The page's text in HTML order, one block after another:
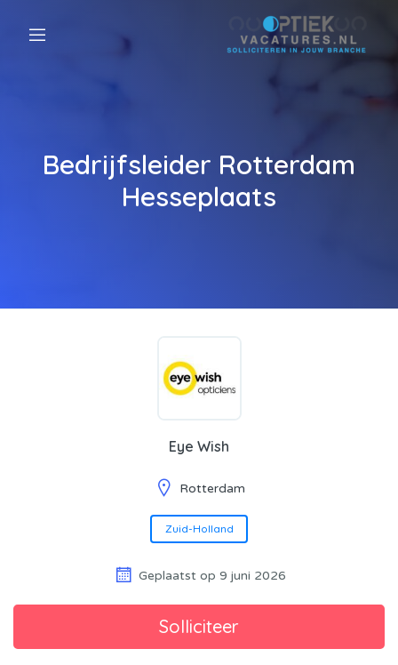
Bedrijfsleider Rotterdam
Hesseplaats
Eye Wish
Rotterdam
Zuid-Holland
Geplaatst op 9 juni 2026